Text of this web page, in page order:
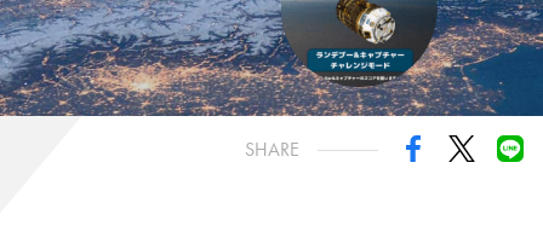
SHARE
油井宇宙飛行士 諏訪宇宙飛行士 HTV-X
種類
EVENT LIVE VR